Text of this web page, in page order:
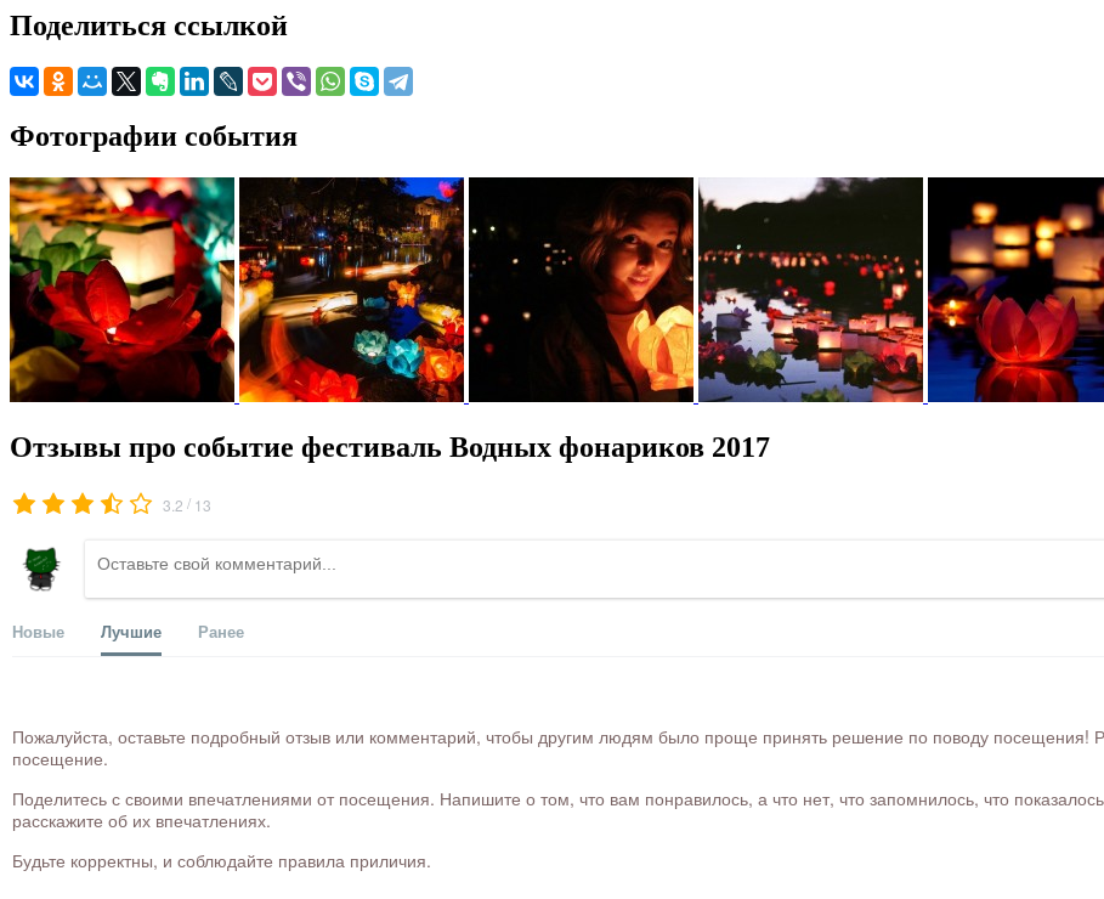
Поделиться ссылкой
Фотографии события
Отзывы про событие фестиваль Водных фонариков 2017
3.2 / 13
Новые Лучшие Ранее
Пожалуйста, оставьте подробный отзыв или комментарий, чтобы другим людям было проще принять решение по поводу посещения!
посещение.
Поделитесь с своими впечатлениями от посещения. Напишите о том, что вам понравилось, а что нет, что запомнилось, что
расскажите об их впечатлениях.
Будьте корректны, и соблюдайте правила приличия.